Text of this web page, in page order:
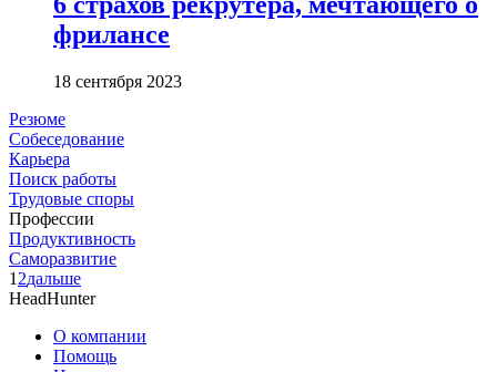
фрилансе
18 сентября 2023
Резюме
Собеседование
Карьера
Поиск работы
Трудовые споры
Профессии
Продуктивность
Саморазвитие
1 2дальше
HeadHunter
О компании
Помощь